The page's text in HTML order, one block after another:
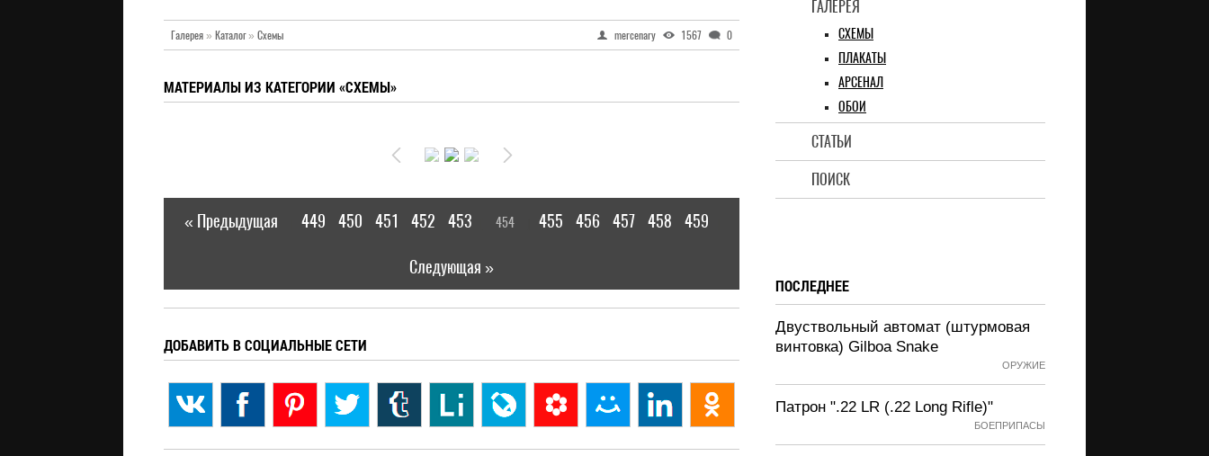
ГАЛЕРЕЯ
СХЕМЫ
ПЛАКАТЫ
АРСЕНАЛ
ОБОИ
СТАТЬИ
ПОИСК
Галерея» Каталог» Схемы mercenary 1567 0
МАТЕРИАЛЫ ИЗ КАТЕГОРИИ «СХЕМЫ»
« Предыдущая 449 450 451 452 453 454 455 456 457 458 459
Следующая »
ДОБАВИТЬ В СОЦИАЛЬНЫЕ СЕТИ
ПОСЛЕДНЕЕ
Двуствольный автомат (штурмовая
винтовка) Gilboa Snake
ОРУЖИЕ
Патрон ".22 LR (.22 Long Rifle)"
БОЕПРИПАСЫ